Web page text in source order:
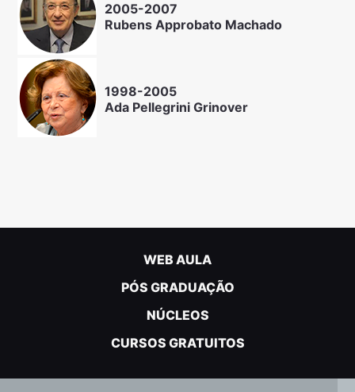
2005-2007
Rubens Approbato Machado
1998-2005
Ada Pellegrini Grinover
WEB AULA
PÓS GRADUAÇÃO
NÚCLEOS
CURSOS GRATUITOS